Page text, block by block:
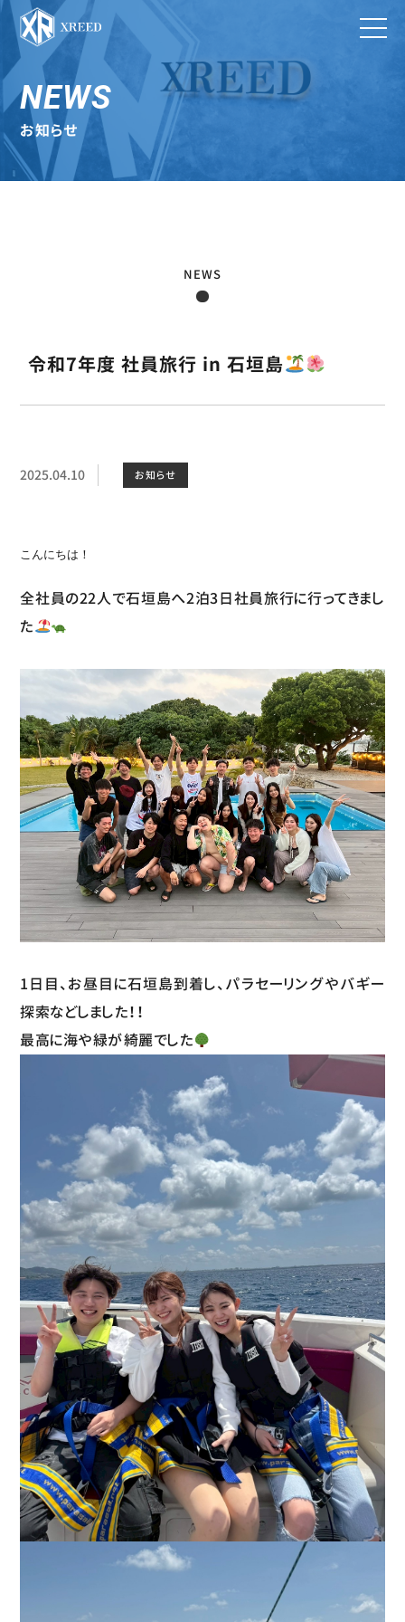
NEWS
お知らせ
令和7年度 社員旅行 in 石垣島
NEWS
2025.04.10 お知らせ
こんにちは！
全社員の22人で石垣島へ2泊3日社員旅行に行ってきまし
た
1日目、お昼目に石垣島到着し、パラセーリングやバギー
探索などしました！！
最高に海や緑が綺麗でした